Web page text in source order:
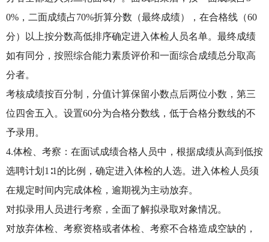
0%，二面成绩占70%折算分数（最终成绩），在合格线（60
分）以上按分数高低排序确定进入体检人员名单。最终成绩
如有同分，按照综合能力素质评价和一面综合成绩总分取高
分者。
考核成绩按百分制，分值计算保留小数点后两位小数，第三
位四舍五入。设置60分为合格分数线，低于合格分数线的不
予录用。
4.体检、考察：在面试成绩合格人员中，根据成绩从高到低按
选聘计划1∶1的比例，确定进入体检的人选。进入体检人员须
在规定时间内完成体检，逾期视为主动放弃。
对拟录用人员进行考察，全面了解拟录取对象情况。
对放弃体检、考察资格或者体检、考察不合格造成空缺的，